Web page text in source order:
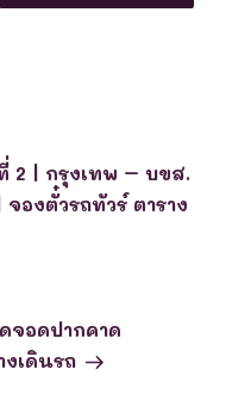
2 | กรุงเทพ – บขส.
จองตั๋วรถทัวร์ ตาราง
จอดปากคาด
เดินรถ